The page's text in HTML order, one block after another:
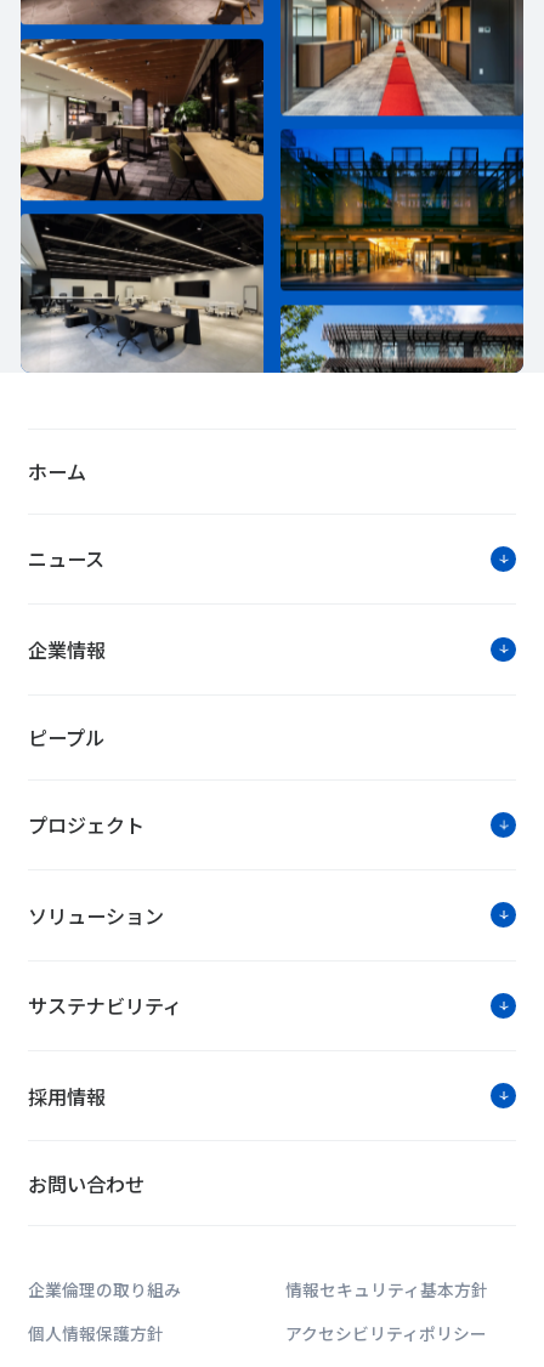
ホーム
ニュース
企業情報
ピープル
プロジェクト
ソリューション
サステナビリティ
採用情報
お問い合わせ
企業倫理の取り組み
情報セキュリティ基本方針
個人情報保護方針
アクセシビリティポリシー